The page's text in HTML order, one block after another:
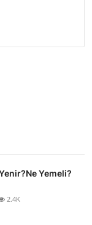
Yemeli?
2.4K